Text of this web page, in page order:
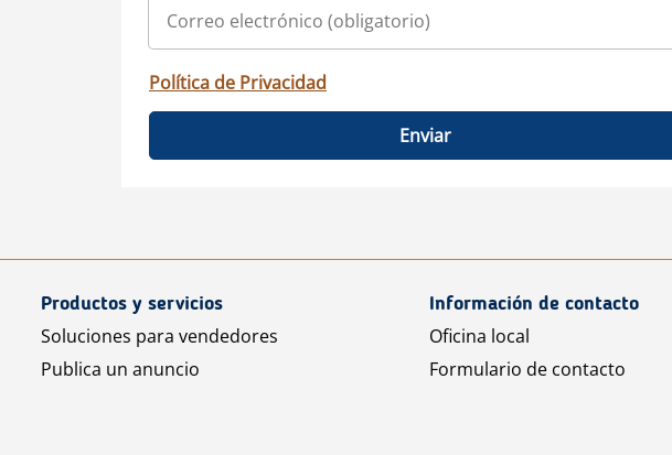
Política de Privacidad
Enviar
Productos y servicios
Soluciones para vendedores
Publica un anuncio
Información de contacto
Oficina local
Formulario de contacto